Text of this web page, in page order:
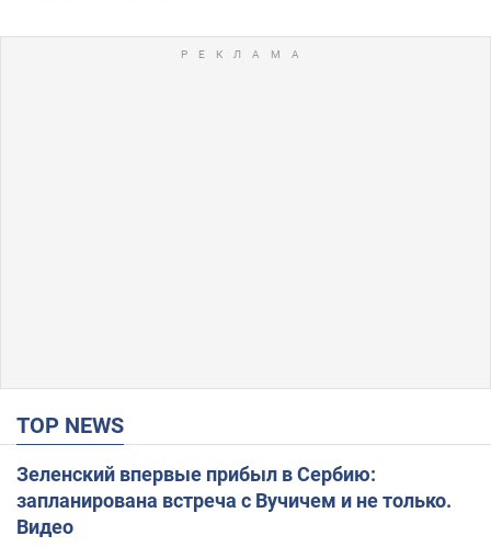
TOP NEWS
Зеленский впервые прибыл в Сербию:
запланирована встреча с Вучичем и не только.
Видео